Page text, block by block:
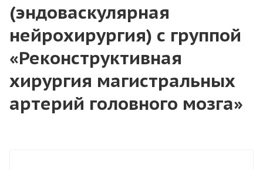
(эндоваскулярная
нейрохирургия) с группой
«Реконструктивная
хирургия магистральных
артерий головного мозга»